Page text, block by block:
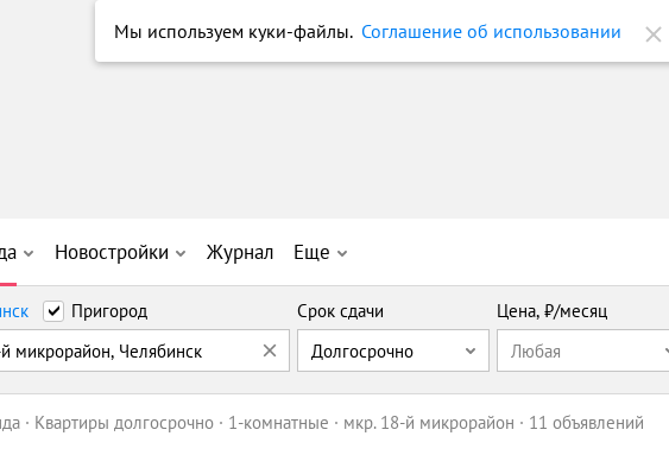
Новостройки Журнал Еще
Пригород
микрорайон, Челябинск
Срок сдачи
Долгосрочно
Цена, ₽/месяц
Любая
Квартиры долгосрочно 1-комнатные мкр. 18-й микрорайон 11 объявлений